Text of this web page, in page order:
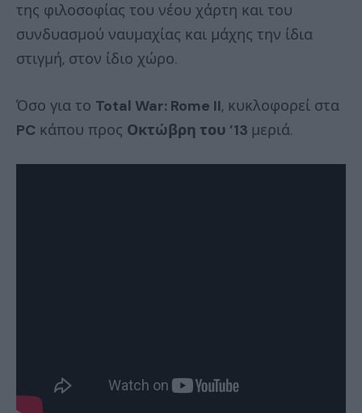
της φιλοσοφίας του νέου χάρτη και του
συνδυασμού ναυμαχίας και μάχης την ίδια
στιγμή, στον ίδιο χώρο.
Όσο για το Total War: Rome II, κυκλοφορεί στα
PC κάπου προς Οκτώβρη του ’13 μεριά.